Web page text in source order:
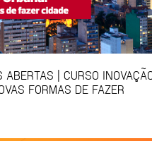
ABERTAS | CURSO
FORMAS DE FAZER